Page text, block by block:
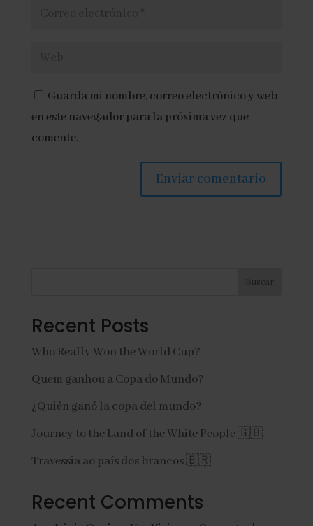
Guarda mi nombre, correo electrónico y web
en este navegador para la próxima vez que
comente.
Buscar
Recent Posts
Who Really Won the World Cup?
Quem ganhou a Copa do Mundo?
¿Quién ganó la copa del mundo?
Journey to the Land of the White People 🇬🇧
Travessia ao país dos brancos 🇧🇷
Recent Comments